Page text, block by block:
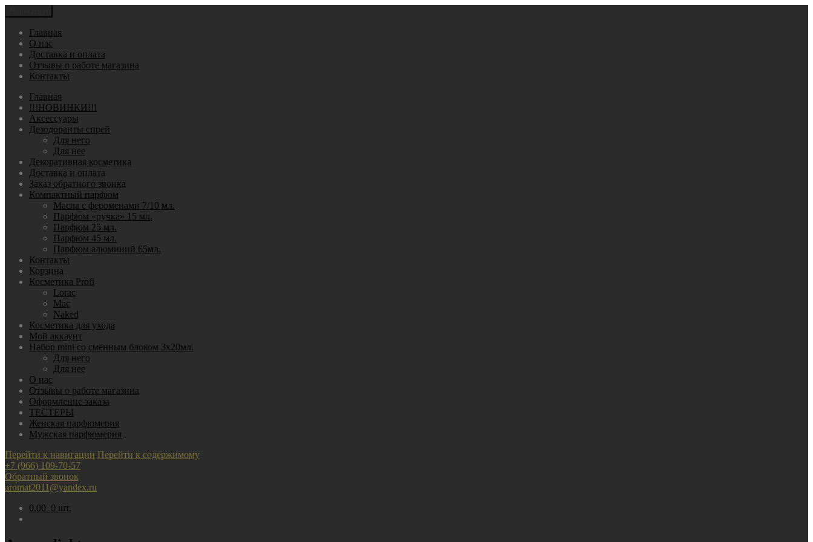
Главная
О нас
Доставка и оплата
Отзывы о работе магазина
Контакты
Главная
!!!НОВИНКИ!!!
Аксессуары
Дезодоранты спрей
Для него
Для нее
Декоративная косметика
Доставка и оплата
Заказ обратного звонка
Компактный парфюм
Масла с фероменами 7/10 мл.
Парфюм «ручка» 15 мл.
Парфюм 25 мл.
Парфюм 45 мл.
Парфюм алюминий 65мл.
Контакты
Корзина
Косметика Profi
Lorac
Mac
Nаked
Косметика для ухода
Мой аккаунт
Набор mini со сменным блоком 3х20мл.
Для него
Для нее
О нас
Отзывы о работе магазина
Оформление заказа
ТЕСТЕРЫ
Женская парфюмерия
Мужская парфюмерия
Перейти к навигации Перейти к содержимому
+7 (966) 109-70-57
Обратный звонок
aromat2011@yandex.ru
0.00 0 шт.